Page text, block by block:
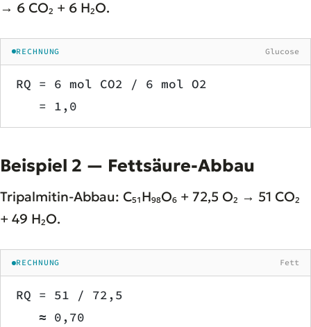
→ 6 CO₂ + 6 H₂O.
RECHNUNG Glucose
RQ = 6 mol CO2 / 6 mol O2
   = 1,0
Beispiel 2 — Fettsäure-Abbau
Tripalmitin-Abbau: C₅₁H₉₈O₆ + 72,5 O₂ → 51 CO₂
+ 49 H₂O.
RECHNUNG Fett
RQ = 51 / 72,5
   ≈ 0,70